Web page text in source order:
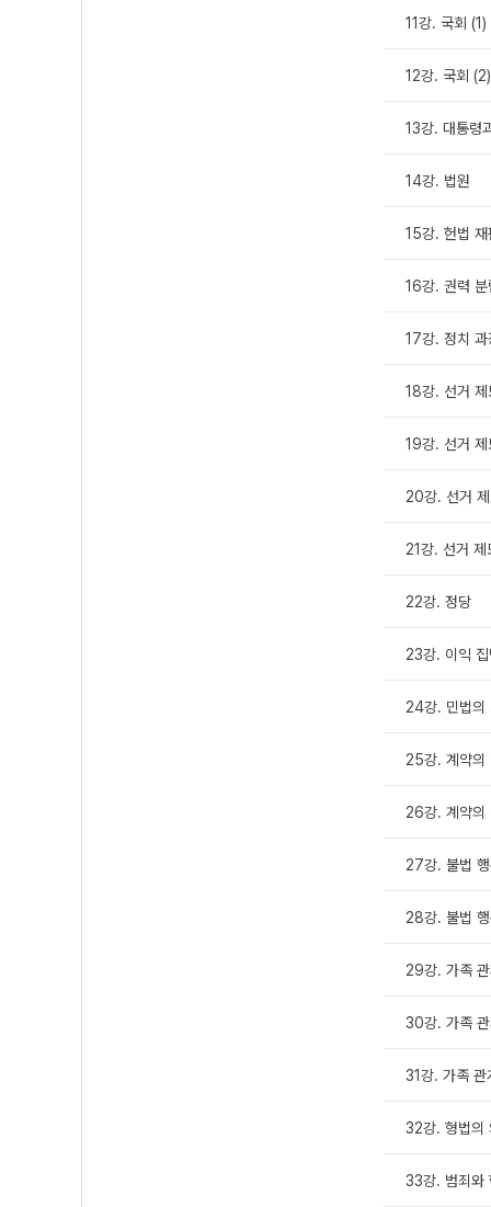
11강. 국회 (1)
12강. 국회 (2)
13강. 대통령
14강. 법원
15강. 헌법 재
16강. 권력
17강. 정치 과
18강. 선거 제
19강. 선거
20강. 선거
21강. 선거
22강. 정당
23강. 이익
24강. 민법의
25강. 계약의
26강. 계약의
27강. 불법
28강. 불법
29강. 가족
30강. 가족
31강. 가족 관
32강. 형법의
33강. 범죄와